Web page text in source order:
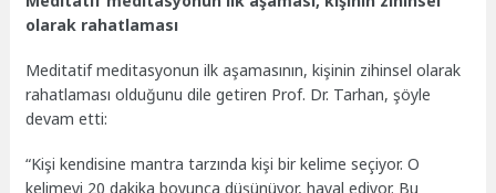
olarak rahatlaması
Meditatif meditasyonun ilk aşamasının, kişinin zihinsel olarak
rahatlaması olduğunu dile getiren Prof. Dr. Tarhan, şöyle
devam etti:
“Kişi kendisine mantra tarzında kişi bir kelime seçiyor. O
kelimeyi 20 dakika boyunca düşünüyor, hayal ediyor. Bu